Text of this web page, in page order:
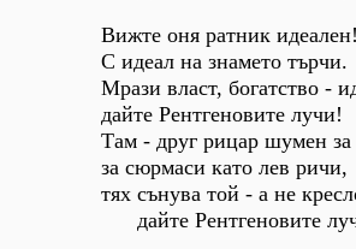
Вижте оня ратник
С идеал на знамето търчи.
Мрази власт, богатство -
дайте Рентгеновите лучи!
Там - друг рицар шумен за
за сюрмаси като лев ричи,
тях сънува той - а не
дайте Рентгеновите